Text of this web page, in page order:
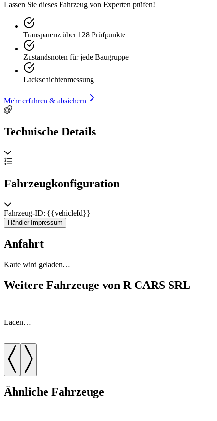
Lassen Sie dieses Fahrzeug von Experten prüfen!
Transparenz über 128 Prüfpunkte
Zustandsnoten für jede Baugruppe
Lackschichtenmessung
Mehr erfahren & absichern
Technische Details
Fahrzeugkonfiguration
Fahrzeug-ID: {{vehicleId}}
Händler Impressum
Anfahrt
Karte wird geladen…
Weitere Fahrzeuge von R CARS SRL
Laden…
Ähnliche Fahrzeuge